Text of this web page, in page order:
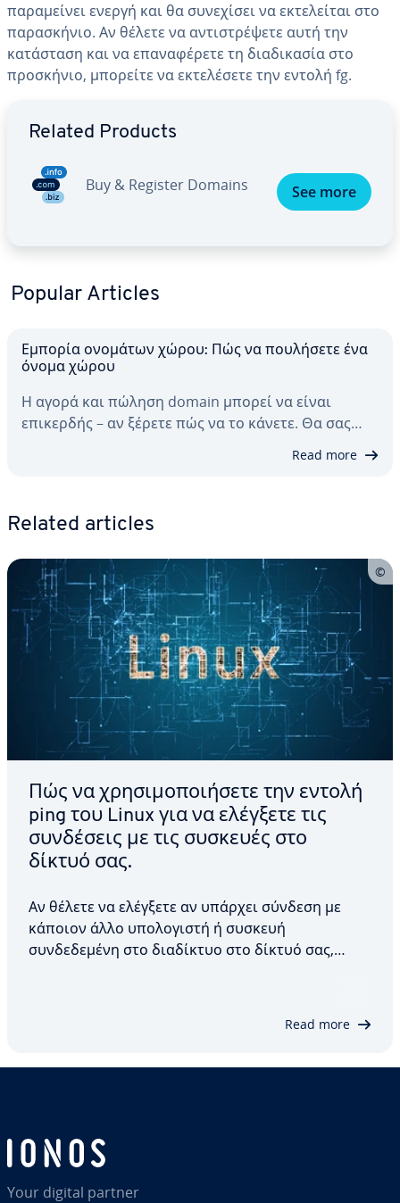
παραμείνει ενεργή και θα συνεχίσει να εκτελείται στο
παρασκήνιο. Αν θέλετε να αντιστρέψετε αυτή την
κατάσταση και να επαναφέρετε τη διαδικασία στο
προσκήνιο, μπορείτε να εκτελέσετε την εντολή fg.
Related Products
Buy & Register Domains See more
Popular Articles
Εμπορία ονομάτων χώρου: Πώς να πουλήσετε ένα
όνομα χώρου
Η αγορά και πώληση domain μπορεί να είναι
επικερδής – αν ξέρετε πώς να το κάνετε. Θα σας…
Read more
Related articles
Πώς να χρησιμοποιήσετε την εντολή
ping του Linux για να ελέγξετε τις
συνδέσεις με τις συσκευές στο
δίκτυό σας.
Αν θέλετε να ελέγξετε αν υπάρχει σύνδεση με
κάποιον άλλο υπολογιστή ή συσκευή
συνδεδεμένη στο διαδίκτυο στο δίκτυό σας,
Read more
Your digital partner